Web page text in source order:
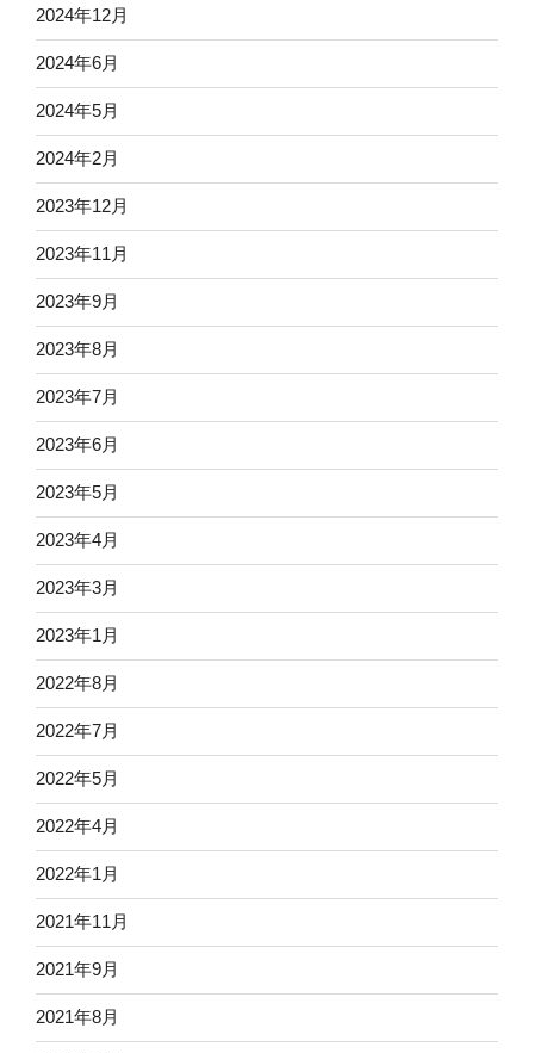
2024年12月
2024年6月
2024年5月
2024年2月
2023年12月
2023年11月
2023年9月
2023年8月
2023年7月
2023年6月
2023年5月
2023年4月
2023年3月
2023年1月
2022年8月
2022年7月
2022年5月
2022年4月
2022年1月
2021年11月
2021年9月
2021年8月